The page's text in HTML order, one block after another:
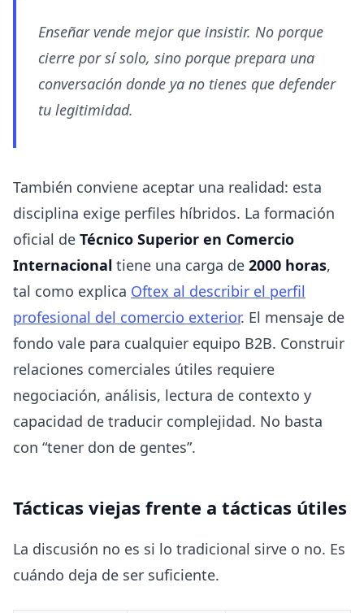
Enseñar vende mejor que insistir. No porque
cierre por sí solo, sino porque prepara una
conversación donde ya no tienes que defender
tu legitimidad.
También conviene aceptar una realidad: esta
disciplina exige perfiles híbridos. La formación
oficial de Técnico Superior en Comercio
Internacional tiene una carga de 2000 horas,
tal como explica Oftex al describir el perfil
profesional del comercio exterior. El mensaje de
fondo vale para cualquier equipo B2B. Construir
relaciones comerciales útiles requiere
negociación, análisis, lectura de contexto y
capacidad de traducir complejidad. No basta
con “tener don de gentes”.
Tácticas viejas frente a tácticas útiles
La discusión no es si lo tradicional sirve o no. Es
cuándo deja de ser suficiente.